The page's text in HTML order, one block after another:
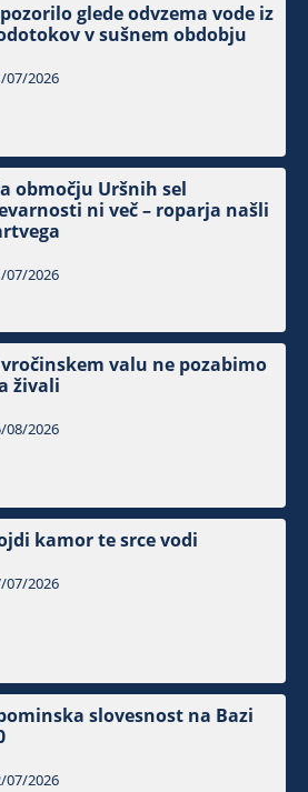
glede odvzema vode iz
v sušnem obdobju
07/2026
območju Uršnih sel
ni več – roparja našli
07/2026
vročinskem valu ne pozabimo
živali
08/2026
kamor te srce vodi
07/2026
slovesnost na Bazi
07/2026